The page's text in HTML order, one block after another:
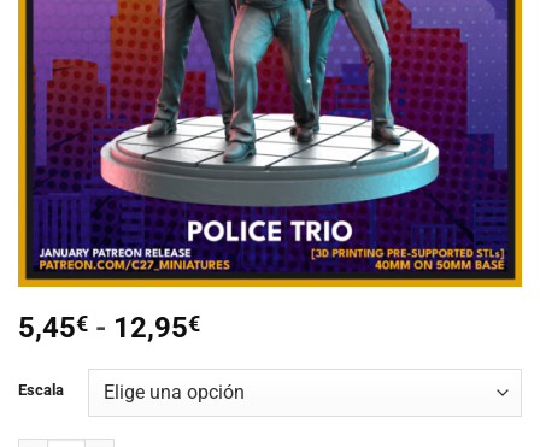
5,45€ - 12,95€Rango
precios:
desde
Escala